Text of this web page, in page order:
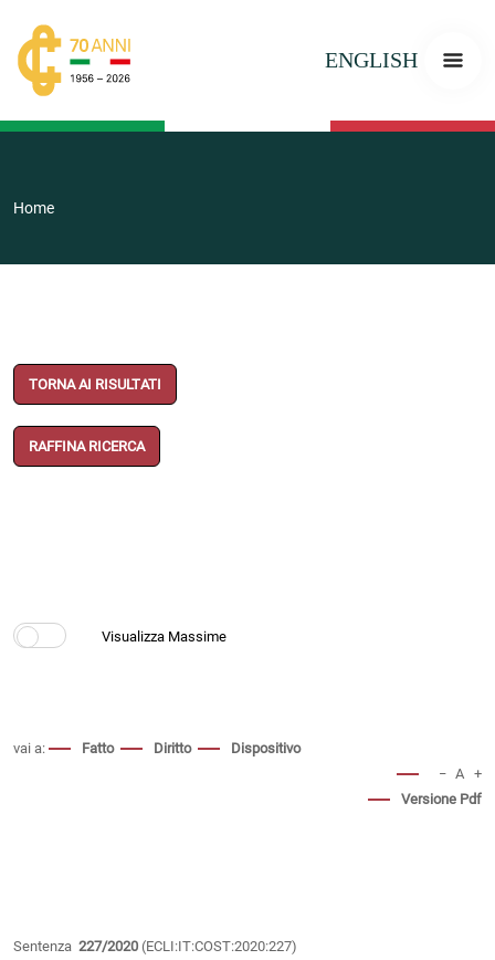
ENGLISH
Home
TORNA AI RISULTATI
RAFFINA RICERCA
vai a: Fatto Diritto
Dispositivo
− A +
Versione Pdf
Sentenza 227/2020 (ECLI:IT:COST:2020:227)